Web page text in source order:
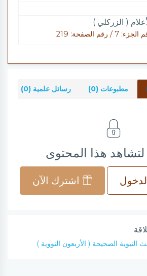
( الزركلي )
7 / رقم الصفحة: 219
مطبوعات (0) رسائل علمية (0)
هذا المحتوى
اشترك الآن
النبوية الصحيحة ( الأربعون النووية )